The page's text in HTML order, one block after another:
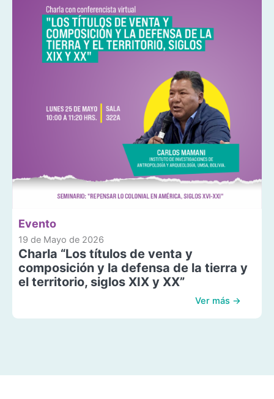
Evento
19 de Mayo de 2026
Charla “Los títulos de venta y
composición y la defensa de la tierra y
el territorio, siglos XIX y XX”
Ver más →